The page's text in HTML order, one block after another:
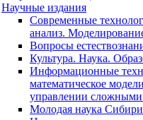
Научные издания
Современные
анализ.
Вопросы
Культура. Наука.
Информационные
математическое
управлении сложными
Молодая наука Сибири